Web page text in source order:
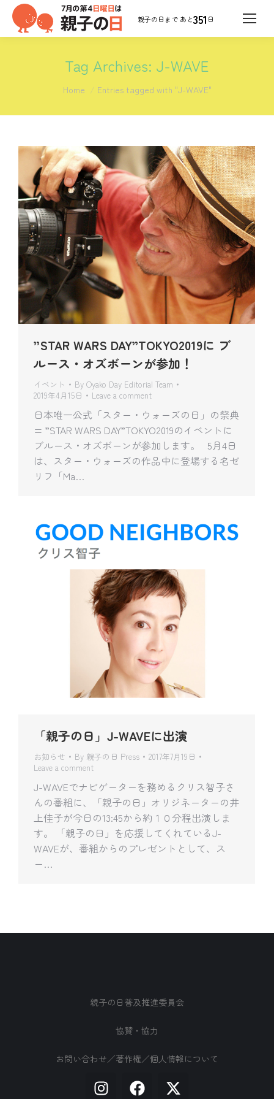
351 日
Tag Archives: J-WAVE
You are here:
Home Entries tagged with "J-WAVE"
”STAR WARS DAY”TOKYO2019に ブ
ルース・オズボーンが参加！
イベント By Oyako Day Editorial Team
2019年4月15日
Leave a comment
日本唯一公式「スター・ウォーズの日」の祭典
= ”STAR WARS DAY”TOKYO2019のイベントに
ブルース・オズボーンが参加します。 5月4日
は、スター・ウォーズの作品中に登場する名ゼ
リフ「Ma…
「親子の日」J-WAVEに出演
お知らせ By 親子の日 Press
2017年7月19日
Leave a comment
J-WAVEでナビゲーターを務めるクリス智子さ
んの番組に、「親子の日」オリジネーターの井
上佳子が今日の13:45から約１０分程出演しま
す。 「親子の日」を応援してくれているJ-
WAVEが、番組からのプレゼントとして、ス
ー…
親子の日普及推進委員会
協賛・協力
お問い合わせ／著作権／個人情報について